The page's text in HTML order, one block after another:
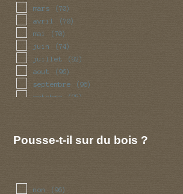
mars (70)
avril (70)
mai (70)
juin (74)
juillet (92)
aout (96)
septembre (96)
octobre (95)
Pousse-t-il sur du bois ?
non (96)